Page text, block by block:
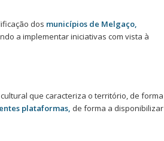
dos municípios de Melgaço,
a implementar iniciativas com vista à
que caracteriza o território, de forma
plataformas, de forma a disponibilizar